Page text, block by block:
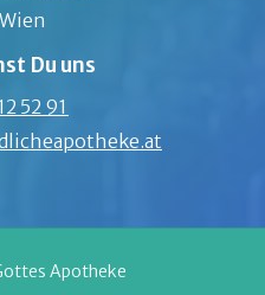
Du uns
52 91
Apotheke